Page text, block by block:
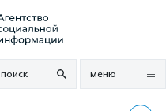
поиск меню